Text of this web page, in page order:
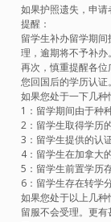
如果护照遗失，申请
提醒：
留学生补办留学期
理，逾期将不予补办。
再次，慎重提醒各
您回国后的学历认证
如果您处于一下几种
1：留学期间由于种
2：留学生取得学历
3：留学生提供的认
4：留学生在加拿大
5：留学生前置学历
6：留学生存在转学
如果您处于以上几
留服不会受理。更